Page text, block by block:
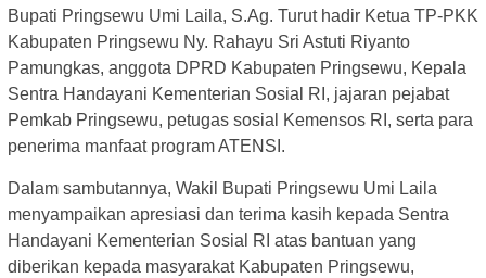
Bupati Pringsewu Umi Laila, S.Ag. Turut hadir Ketua TP-PKK
Kabupaten Pringsewu Ny. Rahayu Sri Astuti Riyanto
Pamungkas, anggota DPRD Kabupaten Pringsewu, Kepala
Sentra Handayani Kementerian Sosial RI, jajaran pejabat
Pemkab Pringsewu, petugas sosial Kemensos RI, serta para
penerima manfaat program ATENSI.
Dalam sambutannya, Wakil Bupati Pringsewu Umi Laila
menyampaikan apresiasi dan terima kasih kepada Sentra
Handayani Kementerian Sosial RI atas bantuan yang
diberikan kepada masyarakat Kabupaten Pringsewu,